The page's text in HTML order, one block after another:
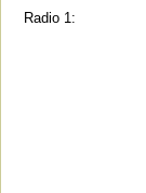
Radio 1: